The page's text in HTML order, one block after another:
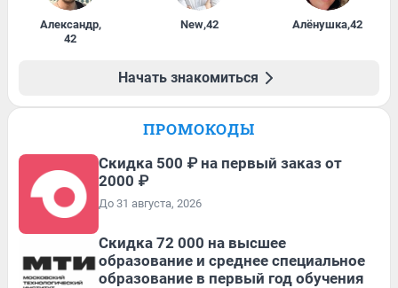
Александр,
42
New,42 Алёнушка,42
Начать знакомиться
ПРОМОКОДЫ
Скидка 500 ₽ на первый заказ от
2000 ₽
До 31 августа, 2026
Скидка 72 000 на высшее
образование и среднее специальное
образование в первый год обучения